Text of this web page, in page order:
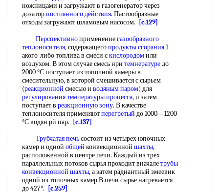
ножницами и загружают в газогенератор через
дозаторпостоянного действия. Пастообразные
отходы загружают шламовым насосом.
[c.129]
Перспективноприменениегазообразного
теплоносителя, содержащегопродукты сгорания1
акого-либо топлива в смеси скислородомили
воздухом. В этом случае смесь нри темнературедо
2000 °С поступает из топочной камеры в
смесительную, в которой смешивается с сырьем
(реакционной смесью и водяным паром) для
регулирования температурыпроцесса, и затем
поступает в реакционную зону. В качестве
теплоносителя применяютперегретый до 1000—1200
°С водян рй пар.
[c.137]
Трубчатая печьсостоит из четырех юпочных
камер и одной общей конвекционной шахты,
расположенной в центре печи. Каждый из трех
параллельных потоков сырья проходит вначалетрубы
конвекционной шахты, а затем радиантный змеевик
одной из топочных камер В печи сырье нагревается
до 427°.
[c.259]